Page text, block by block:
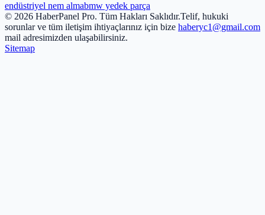
endüstriyel nem almabmw yedek parça
© 2026 HaberPanel Pro. Tüm Hakları Saklıdır.Telif, hukuki
sorunlar ve tüm iletişim ihtiyaçlarınız için bize haberyc1@gmail.com
mail adresimizden ulaşabilirsiniz.
Sitemap